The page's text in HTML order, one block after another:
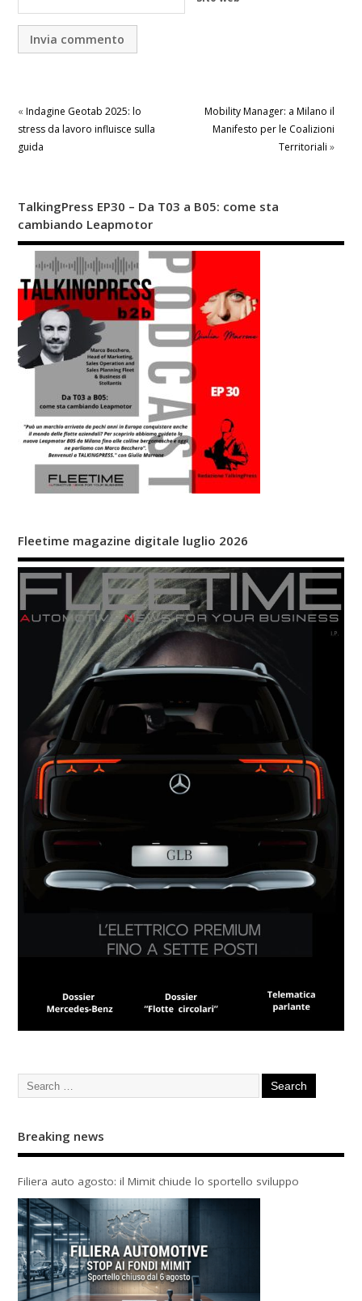
« Indagine Geotab 2025: lo
stress da lavoro influisce sulla
guida
Mobility Manager: a Milano il
Manifesto per le Coalizioni
Territoriali »
TalkingPress EP30 – Da T03 a B05: come sta
cambiando Leapmotor
Fleetime magazine digitale luglio 2026
Breaking news
Filiera auto agosto: il Mimit chiude lo sportello sviluppo